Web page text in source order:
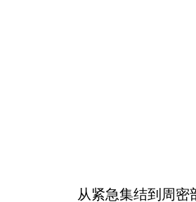
从紧急集结到周